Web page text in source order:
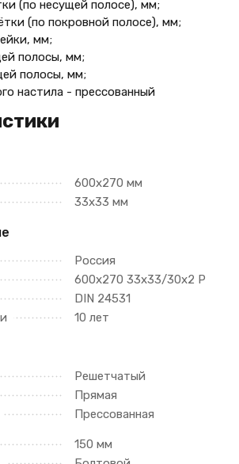
(по несущей полосе), мм;
(по покровной полосе), мм;
мм;
полосы, мм;
полосы, мм;
настила - прессованный
600х270 мм
33х33 мм
Россия
600х270 33х33/30х2 Р
DIN 24531
10 лет
Решетчатый
Прямая
Прессованная
150 мм